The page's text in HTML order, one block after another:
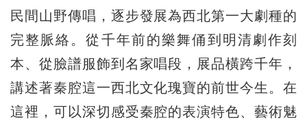
民間山野傳唱，逐步發展為西北第一大劇種的
完整脈絡。從千年前的樂舞俑到明清劇作刻
本、從臉譜服飾到名家唱段，展品橫跨千年，
講述著秦腔這一西北文化瑰寶的前世今生。在
這裡，可以深切感受秦腔的表演特色、藝術魅